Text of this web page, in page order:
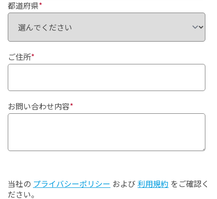
都道府県*
ご住所*
お問い合わせ内容*
当社の プライバシーポリシー および 利用規約 をご確認く
ださい。